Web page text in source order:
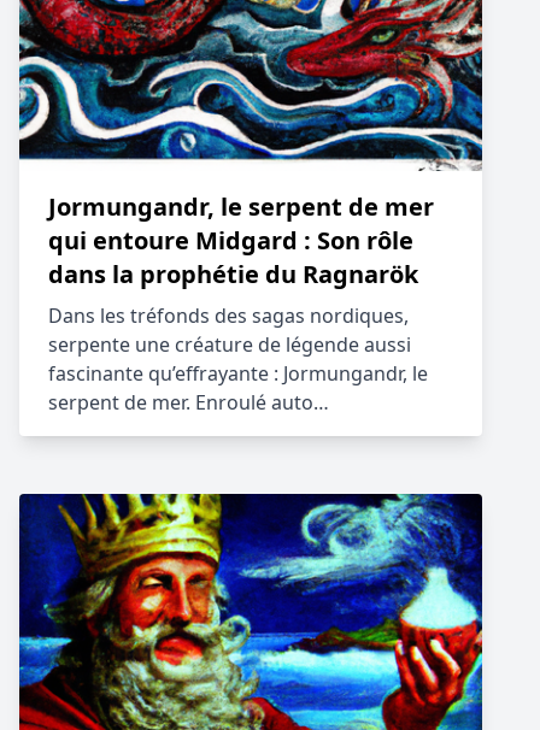
Jormungandr, le serpent de mer
qui entoure Midgard : Son rôle
dans la prophétie du Ragnarök
Dans les tréfonds des sagas nordiques,
serpente une créature de légende aussi
fascinante qu’effrayante : Jormungandr, le
serpent de mer. Enroulé auto…